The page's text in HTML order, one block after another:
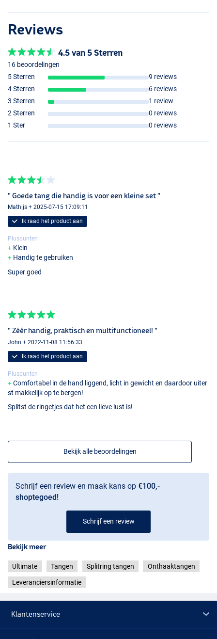
Reviews
4.5 van 5 Sterren
16 beoordelingen
5 Sterren
9 reviews
4 Sterren
6 reviews
3 Sterren
1 review
2 Sterren
0 reviews
1 Ster
0 reviews
" Goede tang die handig is voor een kleine set "
Mathijs + 2025-07-15 17:09:11
Ik raad het product aan
Pluspunten
Klein
Handig te gebruiken
Super goed
" Zéér handig, praktisch en multifunctioneel! "
John + 2022-11-08 11:56:33
Ik raad het product aan
Pluspunten
Comfortabel in de hand liggend, licht in gewicht en daardoor uiter
st makkelijk op te bergen!
Splitst de ringetjes dat het een lieve lust is!
Bekijk alle beoordelingen
Schrijf een review en maak kans op €100,-
shoptegoed!
Schrijf een review
Bekijk meer
Ultimate Tangen Splitring tangen Onthaaktangen
Leveranciersinformatie
Klantenservice